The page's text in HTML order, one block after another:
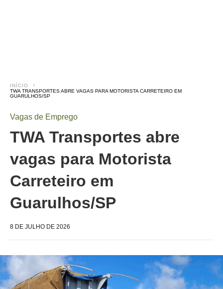
INÍCIO
TWA TRANSPORTES ABRE VAGAS PARA MOTORISTA CARRETEIRO EM
GUARULHOS/SP
Vagas de Emprego
TWA Transportes abre
vagas para Motorista
Carreteiro em
Guarulhos/SP
8 DE JULHO DE 2026